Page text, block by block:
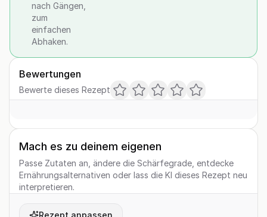
nach Gängen,
zum
einfachen
Abhaken.
Bewertungen
Bewerte dieses Rezept
Mach es zu deinem eigenen
Passe Zutaten an, ändere die Schärfegrade, entdecke
Ernährungsalternativen oder lass die KI dieses Rezept neu
interpretieren.
Rezept anpassen